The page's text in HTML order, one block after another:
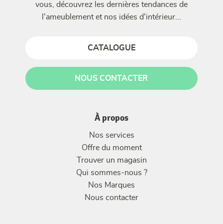
vous, découvrez les dernières tendances de
l'ameublement et nos idées d'intérieur...
CATALOGUE
NOUS CONTACTER
À propos
Nos services
Offre du moment
Trouver un magasin
Qui sommes-nous ?
Nos Marques
Nous contacter